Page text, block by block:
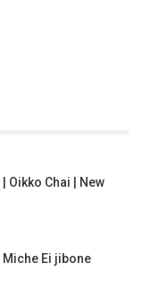
| Oikko Chai | New
। Miche Ei jibone